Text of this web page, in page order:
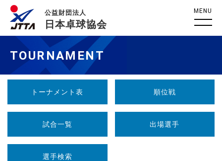
公益財団法人
日本卓球協会
MENU
TOURNAMENT
トーナメント表 順位戦
試合一覧 出場選手
選手検索